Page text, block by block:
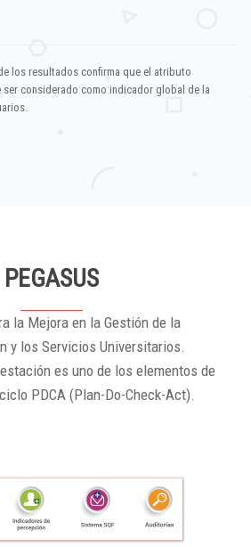
los resultados confirma que el atributo
considerado como indicador global de la
PEGASUS
la Mejora en la Gestión de la
y los Servicios Universitarios.
es uno de los elementos de
PDCA (Plan-Do-Check-Act).